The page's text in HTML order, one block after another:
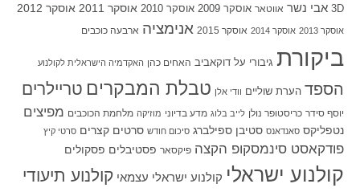
3D אבי נשר אווטאר אוסקר 2009 אוסקר 2010 אוסקר 2011 אוסקר 2012
אוסקר 2013 אוסקר 2014 אוסקר 2015 אנימציה ארבעה כוכבים
ביקורת גיבורי על דוקאביב האחים כהן האקדמיה הישראלית לקולנוע
הספד הערת שוליים וודי אלן טבלת המבקרים טריילרים
יוסף סידר כריסטופר נולן לייב בלוג מדע בדיוני מוזיקה מלחמת הכוכבים מפיצים
נטפליקס סאנדאנס סטיבן ספילברג סיכום חודש סרטים קצרים סרטי קיץ
פודקאסט סינמסקופ הקצה פיקסאר פסטיבלים פסקולים
קולנוע ישראלי קולנוע ישראלי עצמאי קולנוע תיעודי